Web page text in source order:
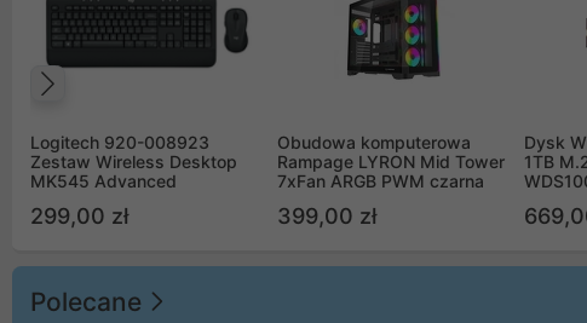
Logitech 920-008923
Zestaw Wireless Desktop
MK545 Advanced
299,00 zł
Obudowa komputerowa
Rampage LYRON Mid Tower
7xFan ARGB PWM czarna
399,00 zł
Dysk
1TB
Polecane